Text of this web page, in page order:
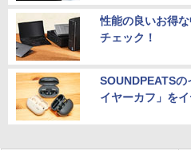
性能の良いお得
チェック！
SOUNDPEATS
イヤーカフ」を